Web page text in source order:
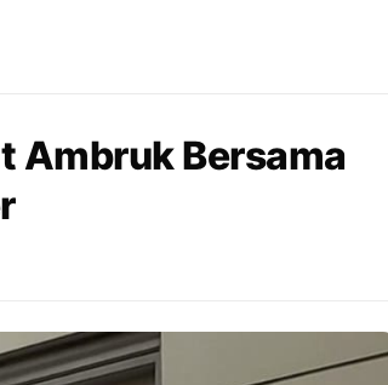
Ambruk Bersama